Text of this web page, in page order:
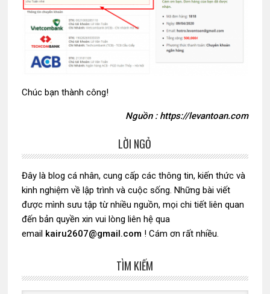
Chúc bạn thành công!
Nguồn : https://levantoan.com
chính
LỜI NGỎ
Đây là blog cá nhân, cung cấp các thông tin, kiến thức và
kinh nghiệm về lập trình và cuộc sống. Những bài viết
được mình sưu tập từ nhiều nguồn, mọi chi tiết liên quan
đến bản quyền xin vui lòng liên hệ qua
email kairu2607@gmail.com ! Cám ơn rất nhiều.
TÌM KIẾM